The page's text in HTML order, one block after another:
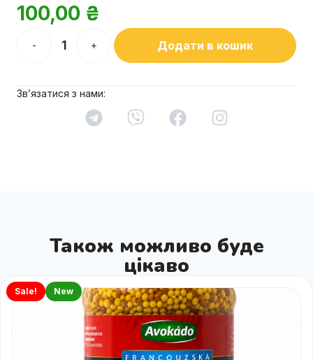
100,00 ₴
- + Додати в кошик
Зв’язатися з нами:
Також можливо буде
цікаво
Sale! New